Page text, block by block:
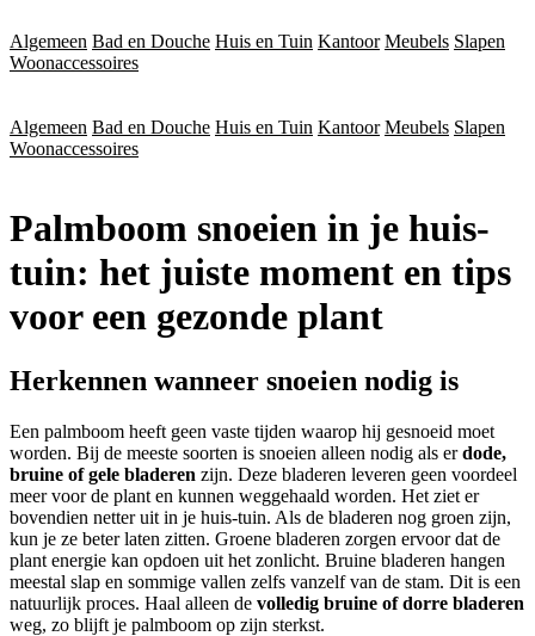
Algemeen Bad en Douche Huis en Tuin Kantoor Meubels Slapen
Woonaccessoires
Algemeen Bad en Douche Huis en Tuin Kantoor Meubels Slapen
Woonaccessoires
Palmboom snoeien in je huis-
tuin: het juiste moment en tips
voor een gezonde plant
Herkennen wanneer snoeien nodig is
Een palmboom heeft geen vaste tijden waarop hij gesnoeid moet
worden. Bij de meeste soorten is snoeien alleen nodig als erdode,
bruine of gele bladeren zijn. Deze bladeren leveren geen voordeel
meer voor de plant en kunnen weggehaald worden. Het ziet er
bovendien netter uit in je huis-tuin. Als de bladeren nog groen zijn,
kun je ze beter laten zitten. Groene bladeren zorgen ervoor dat de
plant energie kan opdoen uit het zonlicht. Bruine bladeren hangen
meestal slap en sommige vallen zelfs vanzelf van de stam. Dit is een
natuurlijk proces. Haal alleen de volledig bruine of dorre bladeren
weg, zo blijft je palmboom op zijn sterkst.